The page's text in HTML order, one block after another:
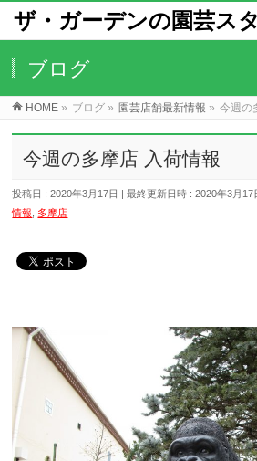
ザ・ガーデンの園芸ス
ブログ
HOME » ブログ » 園芸店舗最新情報 » 今週の
今週の多摩店 入荷情報
投稿日 : 2020年3月17日 最終更新日時 : 2020年3月17
情報
多摩店